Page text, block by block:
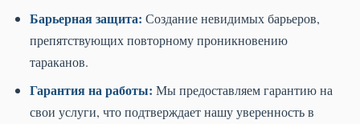
Барьерная защита: Создание невидимых барьеров,
препятствующих повторному проникновению
тараканов.
Гарантия на работы: Мы предоставляем гарантию на
свои услуги, что подтверждает нашу уверенность в